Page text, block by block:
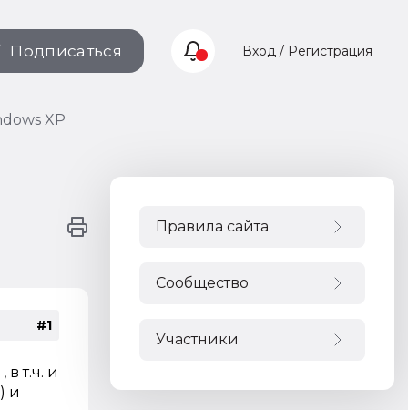
Подписаться Вход / Регистрация
XP
#1
т.ч. и
и
Правила сайта
Сообщество
Участники